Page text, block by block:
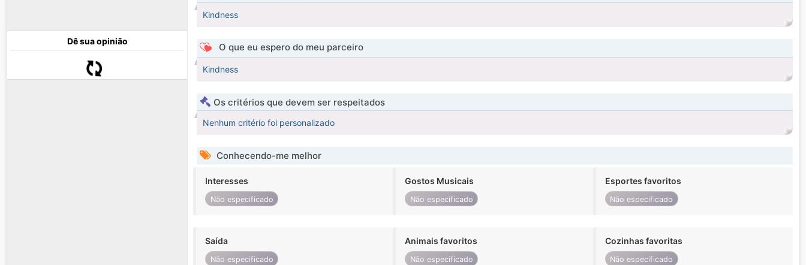
Dê sua opinião
Kindness
O que eu espero do meu parceiro
Kindness
Os critérios que devem ser respeitados
Nenhum critério foi personalizado
Conhecendo-me melhor
Interesses
Não especificado
Gostos Musicais
Não especificado
Esportes favoritos
Não especificado
Saída
Não especificado
Animais favoritos
Não especificado
Cozinhas favoritas
Não especificado